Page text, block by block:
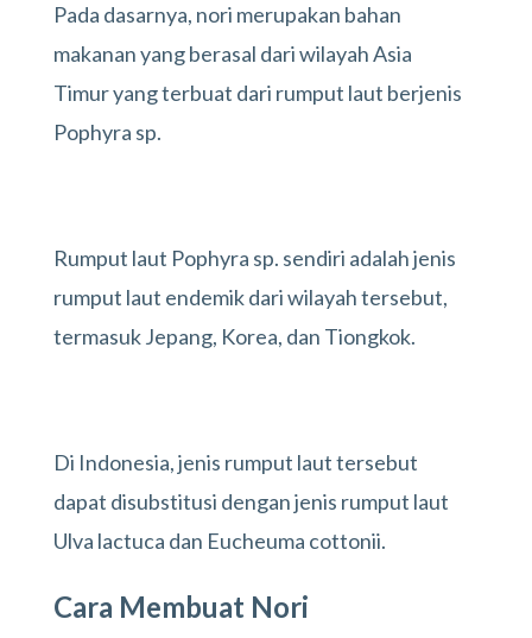
Pada dasarnya, nori merupakan bahan
makanan yang berasal dari wilayah Asia
Timur yang terbuat dari rumput laut berjenis
Pophyra sp.
Rumput laut Pophyra sp. sendiri adalah jenis
rumput laut endemik dari wilayah tersebut,
termasuk Jepang, Korea, dan Tiongkok.
Di Indonesia, jenis rumput laut tersebut
dapat disubstitusi dengan jenis rumput laut
Ulva lactuca dan Eucheuma cottonii.
Cara Membuat Nori